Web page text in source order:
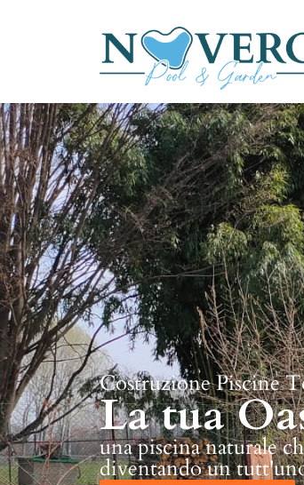
Costruzione Piscine
La tua
una piscina naturale
diventando un